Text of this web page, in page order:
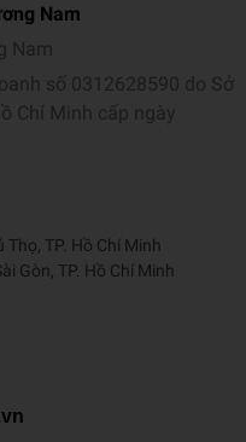
Nam
Nam
số 0312628590 do Sở
Chí Minh cấp ngày
TP. Hồ Chí Minh
Gòn, TP. Hồ Chí Minh